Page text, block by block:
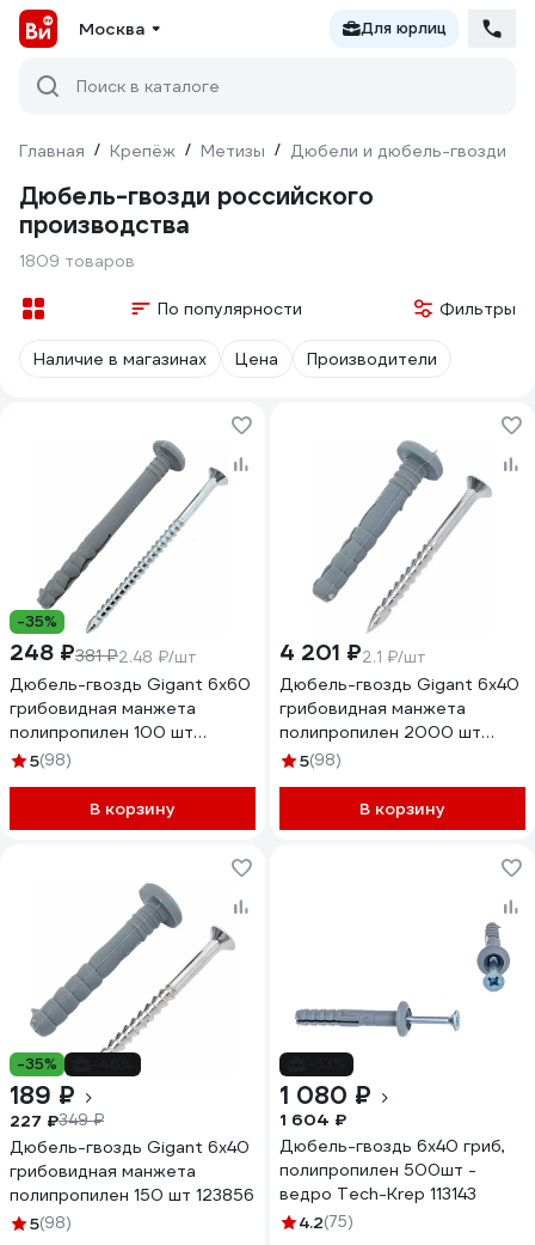
Москва Для юрлиц
Поиск в каталоге
Главная / Крепёж / Метизы / Дюбели и дюбель-гвозди
Дюбель-гвозди российского
производства
1809 товаров
По популярности Фильтры
Наличие в магазинах Цена Производители
-35%
248 ₽381 ₽2.48 ₽/шт
Дюбель-гвоздь Gigant 6x60
грибовидная манжета
полипропилен 100 шт
123859
5(98)
В корзину
4 201 ₽2.1 ₽/шт
Дюбель-гвоздь Gigant 6x40
грибовидная манжета
полипропилен 2000 шт
123858
5(98)
В корзину
-35%
189 ₽
227 ₽349 ₽
Дюбель-гвоздь Gigant 6x40
грибовидная манжета
полипропилен 150 шт 123856
5(98)
1 080 ₽
1 604 ₽
Дюбель-гвоздь 6х40 гриб,
полипропилен 500шт -
ведро Tech-Krep 113143
4.2(75)